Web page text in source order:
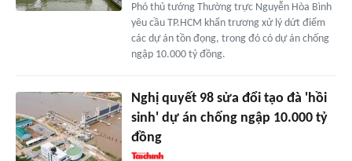
Phó thủ tướng Thường trực Nguyễn Hòa Bình
yêu cầu TP.HCM khẩn trương xử lý dứt điểm
các dự án tồn đọng, trong đó có dự án chống
ngập 10.000 tỷ đồng.
Nghị quyết 98 sửa đổi tạo đà 'hồi
sinh' dự án chống ngập 10.000 tỷ
đồng